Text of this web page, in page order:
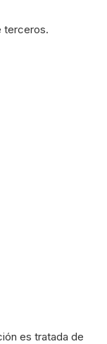
terceros.
es tratada de